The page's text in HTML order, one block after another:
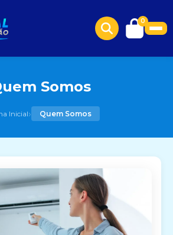
0
Somos
Inicial› Quem Somos